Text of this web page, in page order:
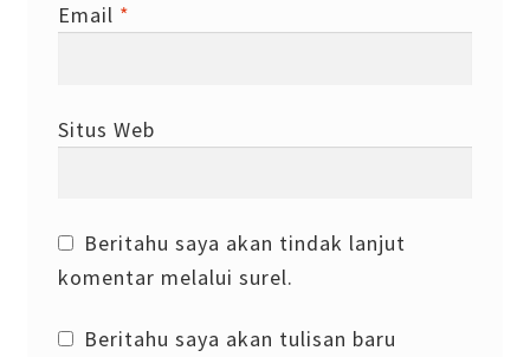
Email *
Situs Web
Beritahu saya akan tindak lanjut
komentar melalui surel.
Beritahu saya akan tulisan baru